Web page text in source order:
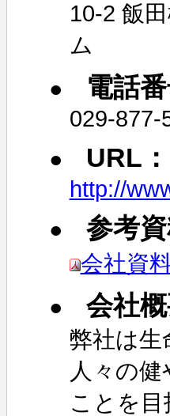
10-2 飯
ム
電話
029-877-
URL：
http://
参考資
会社資
会社概
弊社は生
人々の
ことを目